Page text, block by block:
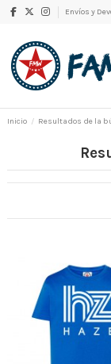
Envíos y
Inicio Resultados de la